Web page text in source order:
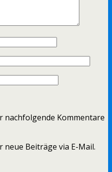
nachfolgende Kommentare
neue Beiträge via E-Mail.